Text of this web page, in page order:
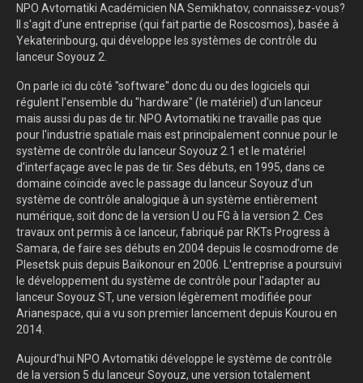
NPO Avtomatiki Académicien NA Semikhatov, connaissez-vous?
Il s'agit d'une entreprise (qui fait partie de Roscosmos), basée à
Yekaterinbourg, qui développe les systèmes de contrôle du
lanceur Soyouz 2.
On parle ici du côté "software" donc du ou des logiciels qui
régulent l'ensemble du "hardware" (le matériel) d'un lanceur
mais aussi du pas de tir. NPO Avtomatiki ne travaille pas que
pour l'industrie spatiale mais est principalement connue pour le
système de contrôle du lanceur Soyouz 2.1 et le matériel
d'interfaçage avec le pas de tir. Ses débuts, en 1995, dans ce
domaine coïncide avec le passage du lanceur Soyouz d'un
système de contrôle analogique à un système entièrement
numérique, soit donc de la version U ou FG à la version 2. Ces
travaux ont permis à ce lanceur, fabriqué par RKTs Progress à
Samara, de faire ses débuts en 2004 depuis le cosmodrome de
Plesetsk puis depuis Baïkonour en 2006. L'entreprise a poursuivi
le développement du système de contrôle pour l'adapter au
lanceur Soyouz ST, une version légèrement modifiée pour
Arianespace, qui a vu son premier lancement depuis Kourou en
2014.
Aujourd'hui NPO Avtomatiki développe le système de contrôle
de la version 5 du lanceur Soyouz, une version totalement